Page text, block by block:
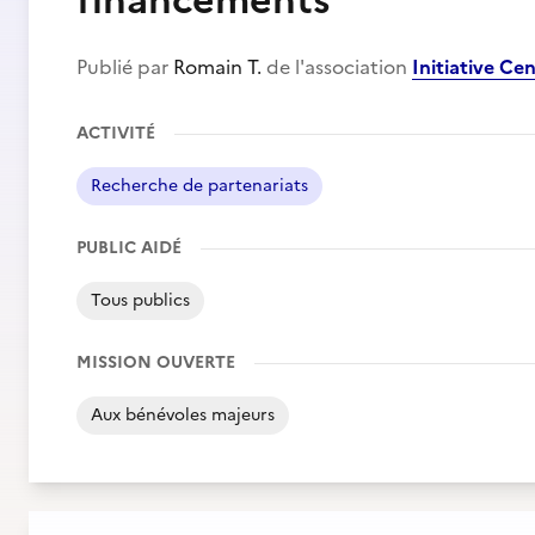
Publié par Romain T. de l'association Initiative
ACTIVITÉ
Recherche de partenariats
PUBLIC AIDÉ
Tous publics
MISSION OUVERTE
Aux bénévoles majeurs